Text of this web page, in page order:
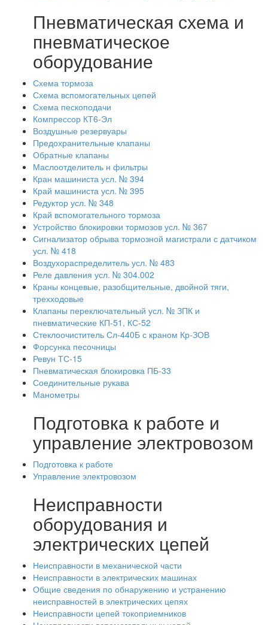
Пневматическая схема и
пневматическое
оборудование
Схема тормоза
Схема вспомогательных цепей
Схема пескоподачи
Компрессор КТ6-Эл
Воздушные резервуары
Предохранительные клапаны
Обратные клапаны
Маслоотделитель н фильтры
Кран машиниста усл. № 394
Край машиниста усл. № 395
Редуктор усл. № 348
Край вспомогательного тормоза
Устройство блокировки тормозов усл. № 367
Сигнализатор обрыва тормозной магистрали с датчиком
усл. № 418
Воздухораспределитель усл. № 483
Реле давления усл. № 304.002
Краны концевые, разобщительные, двойной тяги,
трехходовые
Клапаны переключательный усл. № ЗПК и
пневматические КП-51, КС-52
Стеклоочиститель Сл-440Б с краном Кр-ЗОВ
Форсунка песочницы
Ревун ТС-15
Пневматическая блокировка ПБ-33
Соединительные рукава
Манометры
Подготовка к работе и
управление электровозом
Подготовка к работе
Управление электровозом
Неисправности
оборудования и
электрических цепей
Неисправности в механической части
Неисправности в электрических машинах
Общие сведения по обнаружению и устранению
неисправностей в электрических цепях
Неисправности цепей токоприемников